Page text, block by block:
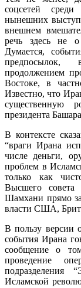
соцсетей
нынешних
внешнем
речь здесь не
Думается,
предпосылок,
продолжением
Востоке, в
Известно, что
существенную
президента
В контексте
“враги Ирана
числе деньги,
проблем в
только как
Высшего совета
Шамхани прямо
власти США,
В пользу версии
события Ирана
сообщение о
проведение
подразделения
Исламской